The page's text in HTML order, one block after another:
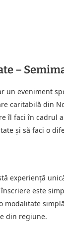
–
un eveniment
caritabilă din
îl faci în cadrul
și să faci o
experiență
este
modalitate
din regiune.